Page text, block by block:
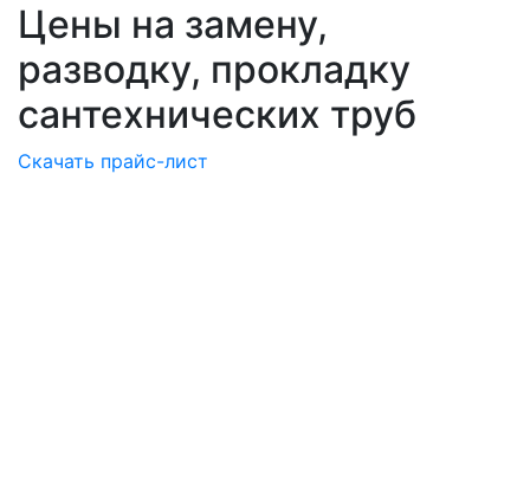
Цены на замену,
разводку, прокладку
сантехнических труб
Скачать прайс-лист